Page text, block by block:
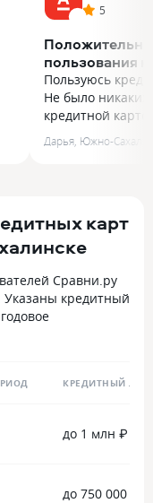
5
пользования
от Альфа Банк
Пользуюсь
Не было никаких
кредитной
Не было никаких
проблем не
помощь в
Альфа Банку за
отказывать в
товаров в
Дарья Южно-
карт
Сравни.ру
кредитный
КРЕДИТНЫЙ
до 1 млн ₽
до 750 000 ₽